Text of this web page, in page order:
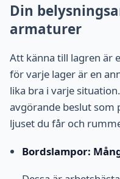
Din
armaturer
Att känna till lagren är
för varje lager är en
lika bra i varje
avgörande beslut som
ljuset du får och
Bordslampor: